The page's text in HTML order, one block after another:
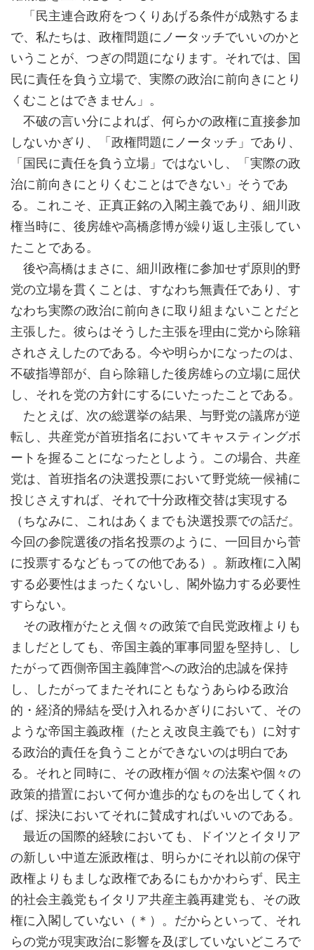
「民主連合政府をつくりあげる条件が成熟するま
で、私たちは、政権問題にノータッチでいいのかと
いうことが、つぎの問題になります。それでは、国
民に責任を負う立場で、実際の政治に前向きにとり
くむことはできません」。
不破の言い分によれば、何らかの政権に直接参加
しないかぎり、「政権問題にノータッチ」であり、
「国民に責任を負う立場」ではないし、「実際の政
治に前向きにとりくむことはできない」そうであ
る。これこそ、正真正銘の入閣主義であり、細川政
権当時に、後房雄や高橋彦博が繰り返し主張してい
たことである。
後や高橋はまさに、細川政権に参加せず原則的野
党の立場を貫くことは、すなわち無責任であり、す
なわち実際の政治に前向きに取り組まないことだと
主張した。彼らはそうした主張を理由に党から除籍
されさえしたのである。今や明らかになったのは、
不破指導部が、自ら除籍した後房雄らの立場に屈伏
し、それを党の方針にするにいたったことである。
たとえば、次の総選挙の結果、与野党の議席が逆
転し、共産党が首班指名においてキャスティングボ
ートを握ることになったとしよう。この場合、共産
党は、首班指名の決選投票において野党統一候補に
投じさえすれば、それで十分政権交替は実現する
（ちなみに、これはあくまでも決選投票での話だ。
今回の参院選後の指名投票のように、一回目から菅
に投票するなどもっての他である）。新政権に入閣
する必要性はまったくないし、閣外協力する必要性
すらない。
その政権がたとえ個々の政策で自民党政権よりも
ましだとしても、帝国主義的軍事同盟を堅持し、し
たがって西側帝国主義陣営への政治的忠誠を保持
し、したがってまたそれにともなうあらゆる政治
的・経済的帰結を受け入れるかぎりにおいて、その
ような帝国主義政権（たとえ改良主義でも）に対す
る政治的責任を負うことができないのは明白であ
る。それと同時に、その政権が個々の法案や個々の
政策的措置において何か進歩的なものを出してくれ
ば、採決においてそれに賛成すればいいのである。
最近の国際的経験においても、ドイツとイタリア
の新しい中道左派政権は、明らかにそれ以前の保守
政権よりもましな政権であるにもかかわらず、民主
的社会主義党もイタリア共産主義再建党も、その政
権に入閣していない（＊）。だからといって、それ
らの党が現実政治に影響を及ぼしていないどころで